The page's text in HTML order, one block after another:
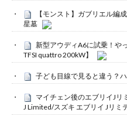
【モンスト】ガブリエル編
星墓
新型アウディA6に試乗！や
TFSI quattro 200kW】
子ども目線で見ると違う？
マイチェン後のエブリイJ
J Limited/スズキ エブリイ Jリミ